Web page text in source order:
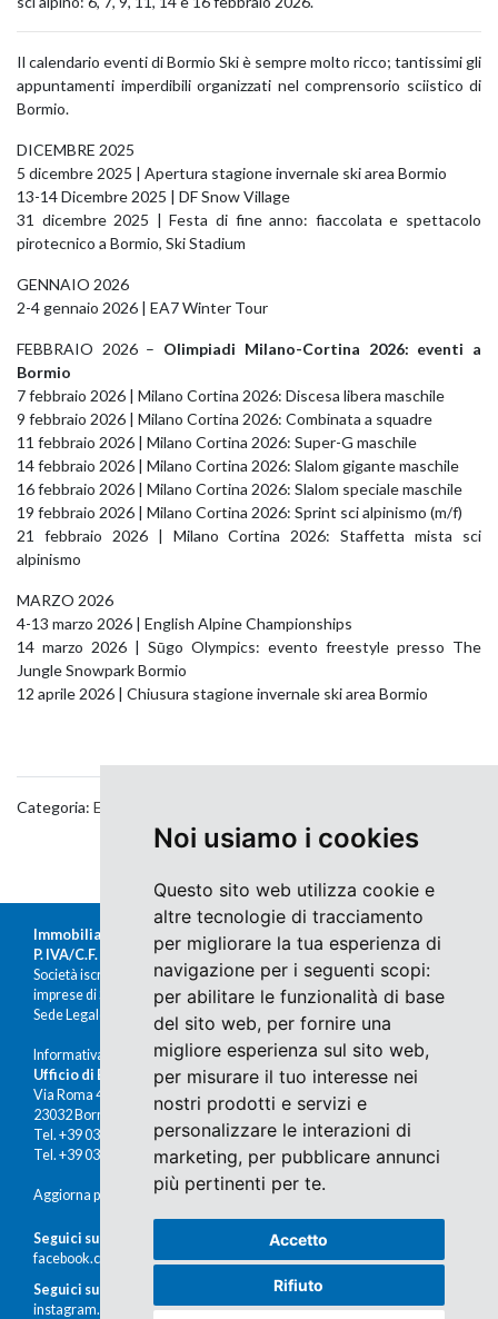
Noi usiamo i cookies
Questo sito web utilizza cookie e
altre tecnologie di tracciamento
per migliorare la tua esperienza di
navigazione per i seguenti scopi:
per abilitare le funzionalità di base
del sito web, per fornire una
migliore esperienza sul sito web,
per misurare il tuo interesse nei
nostri prodotti e servizi e
personalizzare le interazioni di
marketing, per pubblicare annunci
più pertinenti per te.
Accetto
Rifiuto
Il calendario eventi di Bormio Ski è sempre molto ricco; tantissimi gli
appuntamenti imperdibili organizzati nel comprensorio sciistico di
Bormio.
DICEMBRE 2025
5 dicembre 2025 | Apertura stagione invernale ski area Bormio
13-14 Dicembre 2025 | DF Snow Village
31 dicembre 2025 | Festa di fine anno: fiaccolata e spettacolo
pirotecnico a Bormio, Ski Stadium
GENNAIO 2026
2-4 gennaio 2026 | EA7 Winter Tour
FEBBRAIO 2026 – Olimpiadi Milano-Cortina 2026: eventi a
Bormio
7 febbraio 2026 | Milano Cortina 2026: Discesa libera maschile
9 febbraio 2026 | Milano Cortina 2026: Combinata a squadre
11 febbraio 2026 | Milano Cortina 2026: Super-G maschile
14 febbraio 2026 | Milano Cortina 2026: Slalom gigante maschile
16 febbraio 2026 | Milano Cortina 2026: Slalom speciale maschile
19 febbraio 2026 | Milano Cortina 2026: Sprint sci alpinismo (m/f)
21 febbraio 2026 | Milano Cortina 2026: Staffetta mista sci
alpinismo
MARZO 2026
4-13 marzo 2026 | English Alpine Championships
14 marzo 2026 | Sūgo Olympics: evento freestyle presso The
Jungle Snowpark Bormio
12 aprile 2026 | Chiusura stagione invernale ski area Bormio
Categoria: Eventi
Immobiliare Moretti s.r.l.
P. IVA/C.F. 00676380140
Società iscritta al Registro delle
imprese di Sondrio al n.47430
Sede Legale: Via Nazario Sauro 1, Sondrio
Informativa Cookies e Privacy
Ufficio di Bormio
Via Roma 48
23032 Bormio (SO)
Tel. +39 0342 910491
Tel. +39 0342 902672
Aggiorna preferenze cookies
Seguici su Facebook
facebook.com/immobiliaremoretti
Seguici su Instagram
instagram.com/immobiliaremoretti